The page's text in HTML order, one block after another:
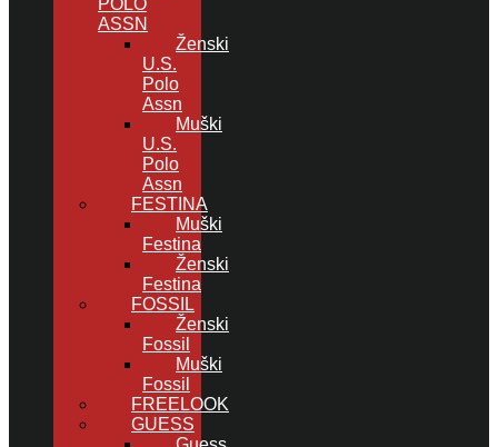
POLO
ASSN
Ženski
U.S.
Polo
Assn
Muški
U.S.
Polo
Assn
FESTINA
Muški
Festina
Ženski
Festina
FOSSIL
Ženski
Fossil
Muški
Fossil
FREELOOK
GUESS